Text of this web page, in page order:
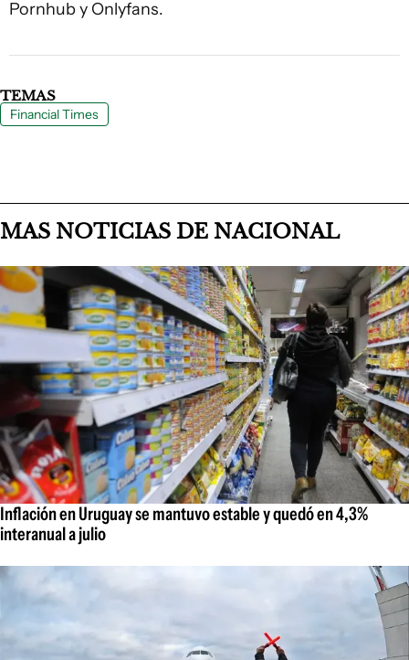
Pornhub y Onlyfans.
TEMAS
Financial Times
MAS NOTICIAS DE NACIONAL
Inflación en Uruguay se mantuvo estable y quedó en 4,3%
interanual a julio